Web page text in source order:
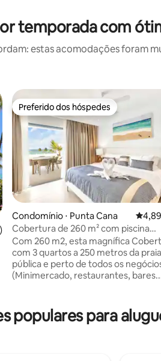
temporada com
estas acomodações foram
avaliação média de 5, 170 avaliações
Preferido dos hóspedes
Preferido dos hóspedes
Condomínio ⋅ Punta Cana 4,89
Cobertura de 260 m² com piscina
privativa a 50 m da praia
Com 260 m2, esta magnífica
com 3 quartos a 250 metros da praia
pública e perto de todos os
(Minimercado, restaurantes,
cozinha-bar, sofá-cama, dois
um com seu banheiro privativo. No
populares para